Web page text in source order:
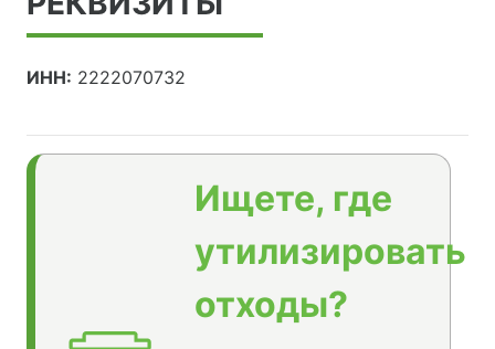
ИНН: 2222070732
Ищете, где
утилизировать
отходы?